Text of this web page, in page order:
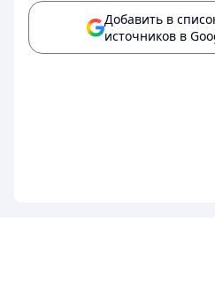
Добавить в
источников в